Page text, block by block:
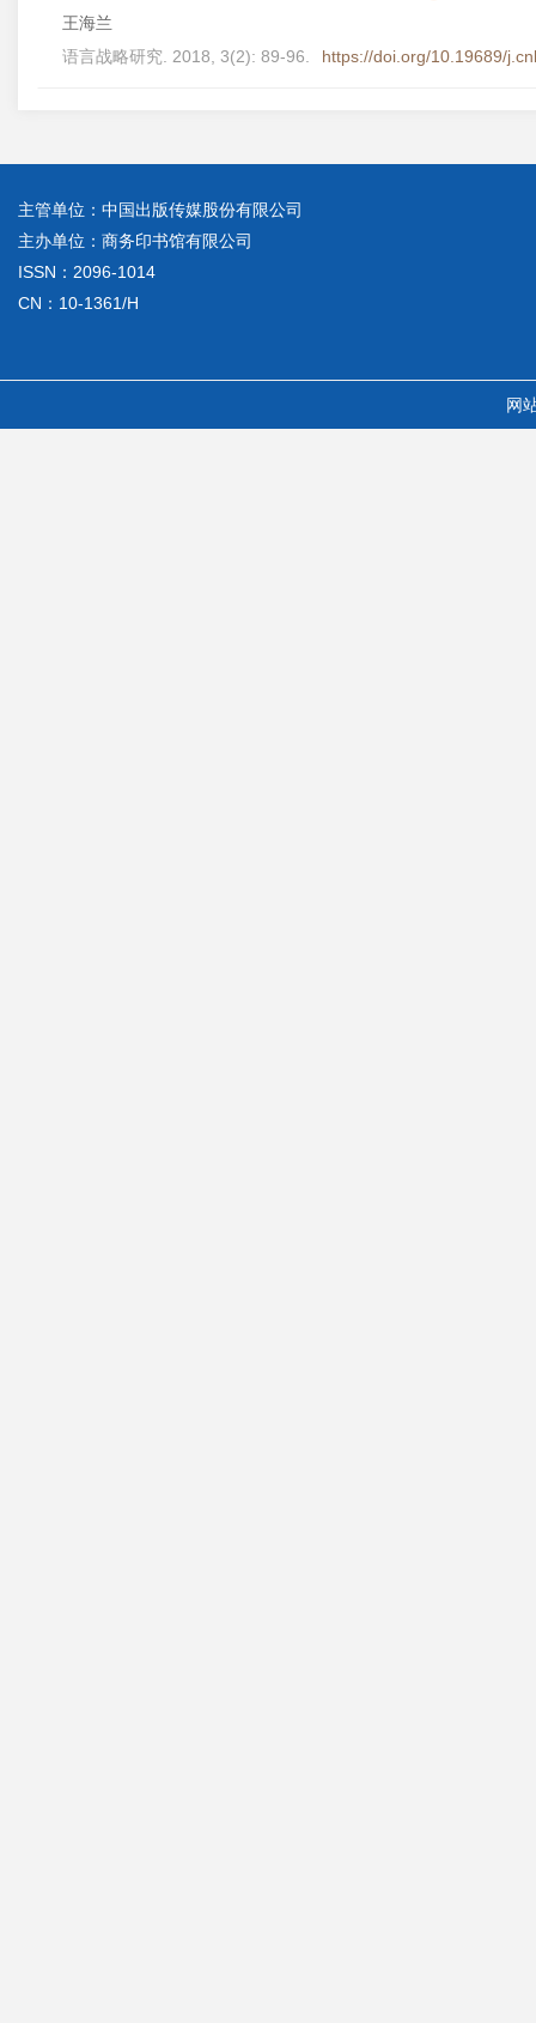
王海兰
语言战略研究. 2018, 3(2): 89-96.
https://doi.org/10.19689/
主管单位：中国出版传媒股份有限公司
主办单位：商务印书馆有限公司
ISSN：2096-1014
CN：10-1361/H
网